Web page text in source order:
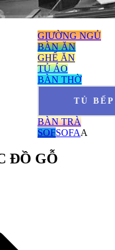
GIƯỜNG NGỦ
BÀN ĂN
GHẾ ĂN
TỦ ÁO
BÀN THỜ
TỦ BẾP
BÀN TRÀ
SOFSOFAA
ĐỒ GỖ